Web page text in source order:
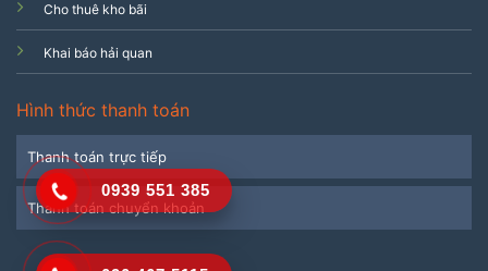
Cho thuê kho bãi
Khai báo hải quan
Hình thức thanh toán
Thanh toán trực tiếp
Thanh toán chuyển khoản
0939 551 385